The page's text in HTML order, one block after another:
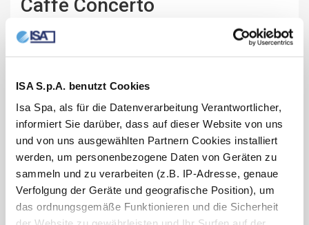
ISA S.p.A. benutzt Cookies
Isa Spa, als für die Datenverarbeitung Verantwortlicher,
informiert Sie darüber, dass auf dieser Website von uns
und von uns ausgewählten Partnern Cookies installiert
werden, um personenbezogene Daten von Geräten zu
sammeln und zu verarbeiten (z.B. IP-Adresse, genaue
Verfolgung der Geräte und geografische Position), um
das ordnungsgemäße Funktionieren und die Sicherheit
Caffè Concerto
KONDITIOREI, RESTAURANT / 2019
London, Vereinigtes Königreich